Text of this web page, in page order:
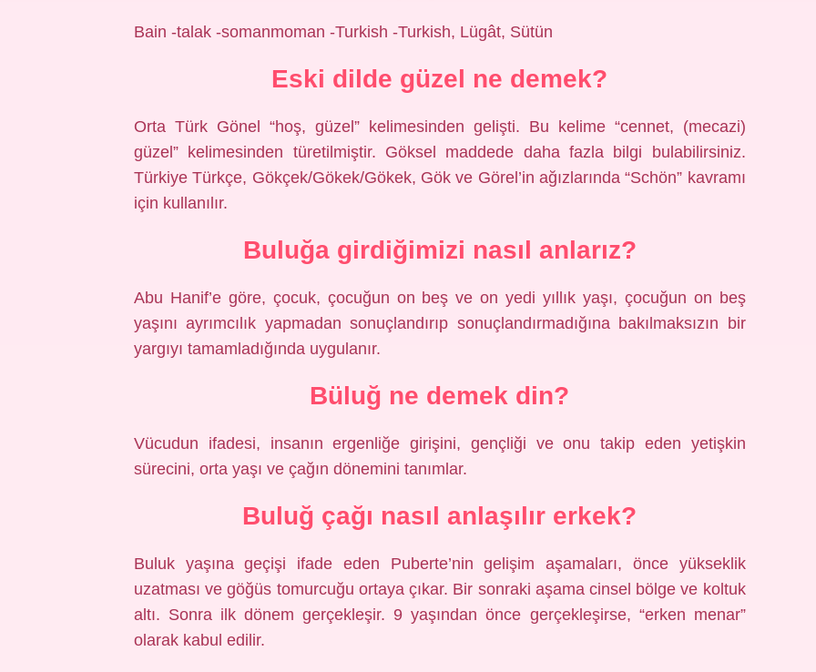
Bain -talak -somanmoman -Turkish -Turkish, Lügât, Sütün
Eski dilde güzel ne demek?
Orta Türk Gönel “hoş, güzel” kelimesinden gelişti. Bu kelime “cennet, (mecazi)
güzel” kelimesinden türetilmiştir. Göksel maddede daha fazla bilgi bulabilirsiniz.
Türkiye Türkçe, Gökçek/Gökek/Gökek, Gök ve Görel’in ağızlarında “Schön” kavramı
için kullanılır.
Buluğa girdiğimizi nasıl anlarız?
Abu Hanif’e göre, çocuk, çocuğun on beş ve on yedi yıllık yaşı, çocuğun on beş
yaşını ayrımcılık yapmadan sonuçlandırıp sonuçlandırmadığına bakılmaksızın bir
yargıyı tamamladığında uygulanır.
Büluğ ne demek din?
Vücudun ifadesi, insanın ergenliğe girişini, gençliği ve onu takip eden yetişkin
sürecini, orta yaşı ve çağın dönemini tanımlar.
Buluğ çağı nasıl anlaşılır erkek?
Buluk yaşına geçişi ifade eden Puberte’nin gelişim aşamaları, önce yükseklik
uzatması ve göğüs tomurcuğu ortaya çıkar. Bir sonraki aşama cinsel bölge ve koltuk
altı. Sonra ilk dönem gerçekleşir. 9 yaşından önce gerçekleşirse, “erken menar”
olarak kabul edilir.